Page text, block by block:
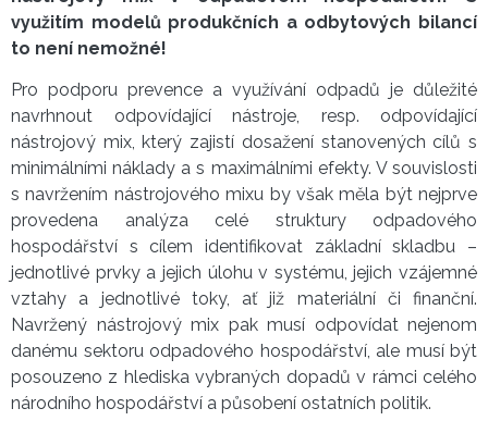
využitím modelů produkčních a odbytových bilancí
to není nemožné!
Pro podporu prevence a využívání odpadů je důležité
navrhnout odpovídající nástroje, resp. odpovídající
nástrojový mix, který zajistí dosažení stanovených cílů s
minimálními náklady a s maximálními efekty. V souvislosti
s navržením nástrojového mixu by však měla být nejprve
provedena analýza celé struktury odpadového
hospodářství s cílem identifikovat základní skladbu –
jednotlivé prvky a jejich úlohu v systému, jejich vzájemné
vztahy a jednotlivé toky, ať již materiální či finanční.
Navržený nástrojový mix pak musí odpovídat nejenom
danému sektoru odpadového hospodářství, ale musí být
posouzeno z hlediska vybraných dopadů v rámci celého
národního hospodářství a působení ostatních politik.